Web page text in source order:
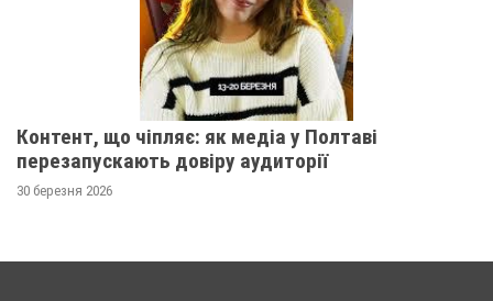
Контент, що чіпляє: як медіа у Полтаві
перезапускають довіру аудиторії
30 березня 2026